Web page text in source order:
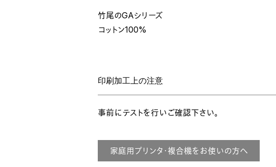
竹尾のGAシリーズ
コットン100%
印刷加工上の注意
事前にテストを行いご確認下さい。
家庭用プリンタ・複合機をお使いの方へ